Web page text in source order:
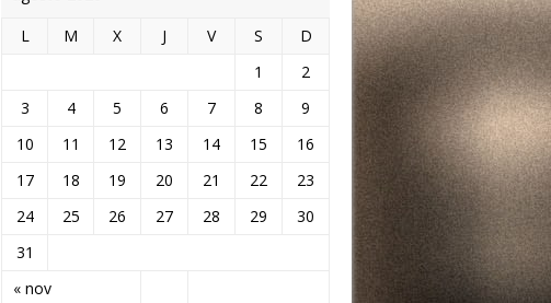
L
M X J V S D
« nov
1
2
3
4 5 6 7 8
9
10
11 12 13 14 15
16
17
18 19 20 21 22
23
24
25 26 27 28 29
30
31